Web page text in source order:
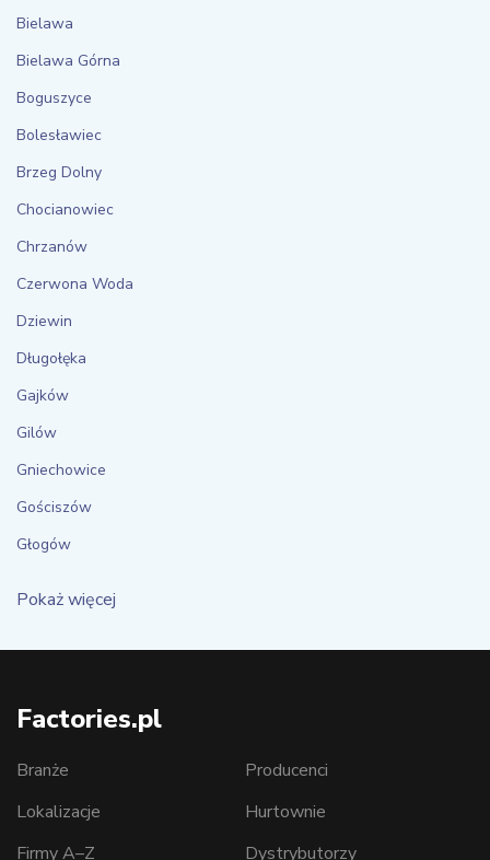
Bielawa
Bielawa Górna
Boguszyce
Bolesławiec
Brzeg Dolny
Chocianowiec
Chrzanów
Czerwona Woda
Dziewin
Długołęka
Gajków
Gilów
Gniechowice
Gościszów
Głogów
Pokaż więcej
Factories.pl
Branże
Lokalizacje
Firmy A–Z
Producenci
Hurtownie
Dystrybutorzy